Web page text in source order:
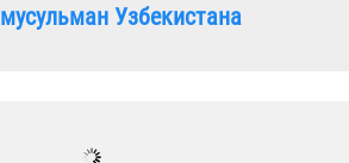
мусульман Узбекистана